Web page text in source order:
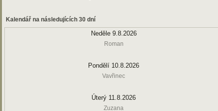
Kalendář na následujících 30 dní
Neděle 9.8.2026
Roman
Pondělí 10.8.2026
Vavřinec
Úterý 11.8.2026
Zuzana